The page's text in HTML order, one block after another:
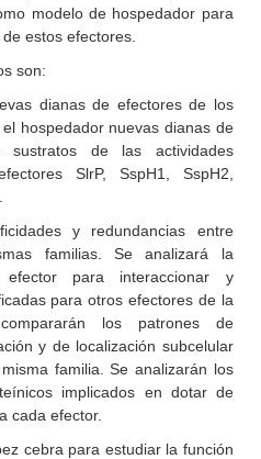
modelo de hospedador para
estos efectores.
son:
dianas de efectores de los
hospedador nuevas dianas de
sustratos de las actividades
SlrP, SspH1, SspH2,
y redundancias entre
familias. Se analizará la
para interaccionar y
para otros efectores de la
los patrones de
y de localización subcelular
familia. Se analizarán los
implicados en dotar de
cada efector.
cebra para estudiar la función